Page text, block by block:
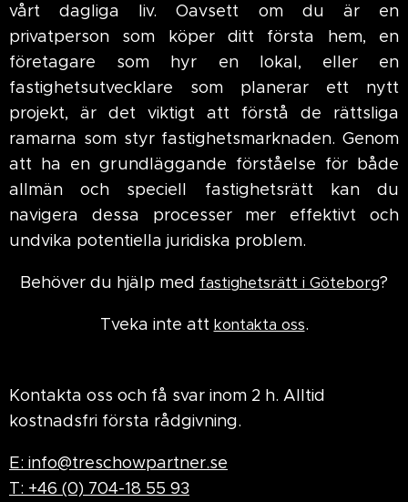
vårt dagliga liv. Oavsett om du är en
privatperson som köper ditt första hem, en
företagare som hyr en lokal, eller en
fastighetsutvecklare som planerar ett nytt
projekt, är det viktigt att förstå de rättsliga
ramarna som styr fastighetsmarknaden. Genom
att ha en grundläggande förståelse för både
allmän och speciell fastighetsrätt kan du
navigera dessa processer mer effektivt och
undvika potentiella juridiska problem.
Behöver du hjälp med fastighetsrätt i Göteborg?
Tveka inte att kontakta oss.
Kontakta oss och få svar inom 2 h. Alltid
kostnadsfri första rådgivning.
E: info@treschowpartner.se
T: +46 (0) 704-18 55 93